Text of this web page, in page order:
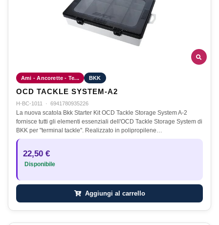
Ami - Ancorette - Te... BKK
OCD TACKLE SYSTEM-A2
H-BC-1011 · 6941780935226
La nuova scatola Bkk Starter Kit OCD Tackle Storage System A-2
fornisce tutti gli elementi essenziali dell'OCD Tackle Storage System di
BKK per "terminal tackle". Realizzato in polipropilene…
22,50 €
Disponibile
Aggiungi al carrello